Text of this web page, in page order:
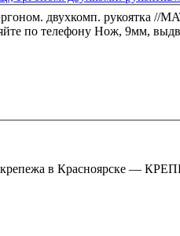
по телефону Нож, 9мм,
в Красноярске —